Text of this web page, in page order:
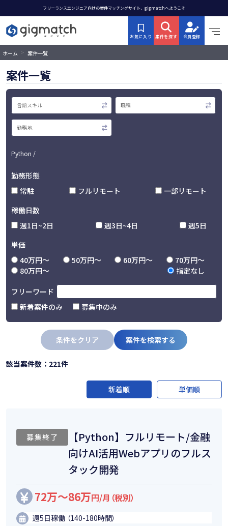
フリーランスエンジニア向けの案件マッチングサイト、gigmatchへようこそ
お気に入り 案件を探す 会員登録
ホーム > 案件一覧
案件一覧
Python /
勤務形態
常駐
フルリモート
一部リモート
稼働日数
週1日~2日
週3日~4日
週5日
単価
40万円〜
50万円〜 60万円〜
70万円〜
80万円〜
指定なし
フリーワード
新着案件のみ
募集中のみ
条件をクリア 案件を検索する
該当案件数：221件
新着順 単価順
募集終了
【Python】フルリモート/金融
向けAI活用Webアプリのフルス
タック開発
72万～86万円/月（税別）
週5日稼働 （140-180時間）